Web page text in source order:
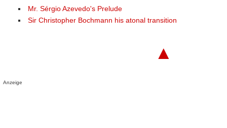
Mr. Sérgio Azevedo's Prelude
Sir Christopher Bochmann his atonal transition
▲
Anzeige